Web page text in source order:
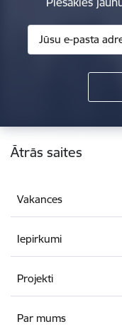
Kājene
Ātrās saites
Vakances
Iepirkumi
Projekti
Par mums